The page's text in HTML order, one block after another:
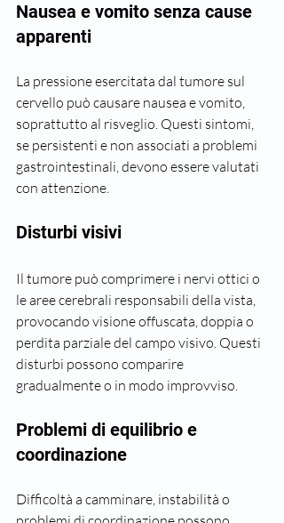
Nausea e vomito senza cause
apparenti
La pressione esercitata dal tumore sul
cervello può causare nausea e vomito,
soprattutto al risveglio. Questi sintomi,
se persistenti e non associati a problemi
gastrointestinali, devono essere valutati
con attenzione.
Disturbi visivi
Il tumore può comprimere i nervi ottici o
le aree cerebrali responsabili della vista,
provocando visione offuscata, doppia o
perdita parziale del campo visivo. Questi
disturbi possono comparire
gradualmente o in modo improvviso.
Problemi di equilibrio e
coordinazione
Difficoltà a camminare, instabilità o